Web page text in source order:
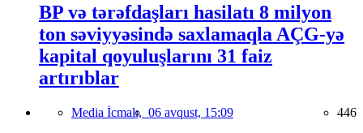
BP və tərəfdaşları hasilatı 8 milyon
ton səviyyəsində saxlamaqla AÇG-yə
kapital qoyuluşlarını 31 faiz
artırıblar
Media İcmalı, 06 avqust, 15:09 446